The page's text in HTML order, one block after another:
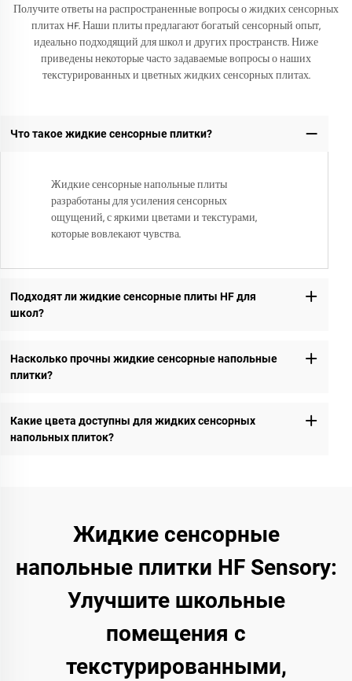
Получите ответы на распространенные вопросы о жидких сенсорных
плитах HF. Наши плиты предлагают богатый сенсорный опыт,
идеально подходящий для школ и других пространств. Ниже
приведены некоторые часто задаваемые вопросы о наших
текстурированных и цветных жидких сенсорных плитах.
Что такое жидкие сенсорные плитки?
Жидкие сенсорные напольные плиты
разработаны для усиления сенсорных
ощущений, с яркими цветами и текстурами,
которые вовлекают чувства.
Подходят ли жидкие сенсорные плиты HF для
школ?
Насколько прочны жидкие сенсорные напольные
плитки?
Какие цвета доступны для жидких сенсорных
напольных плиток?
Жидкие сенсорные
напольные плитки HF Sensory:
Улучшите школьные
помещения с
текстурированными,